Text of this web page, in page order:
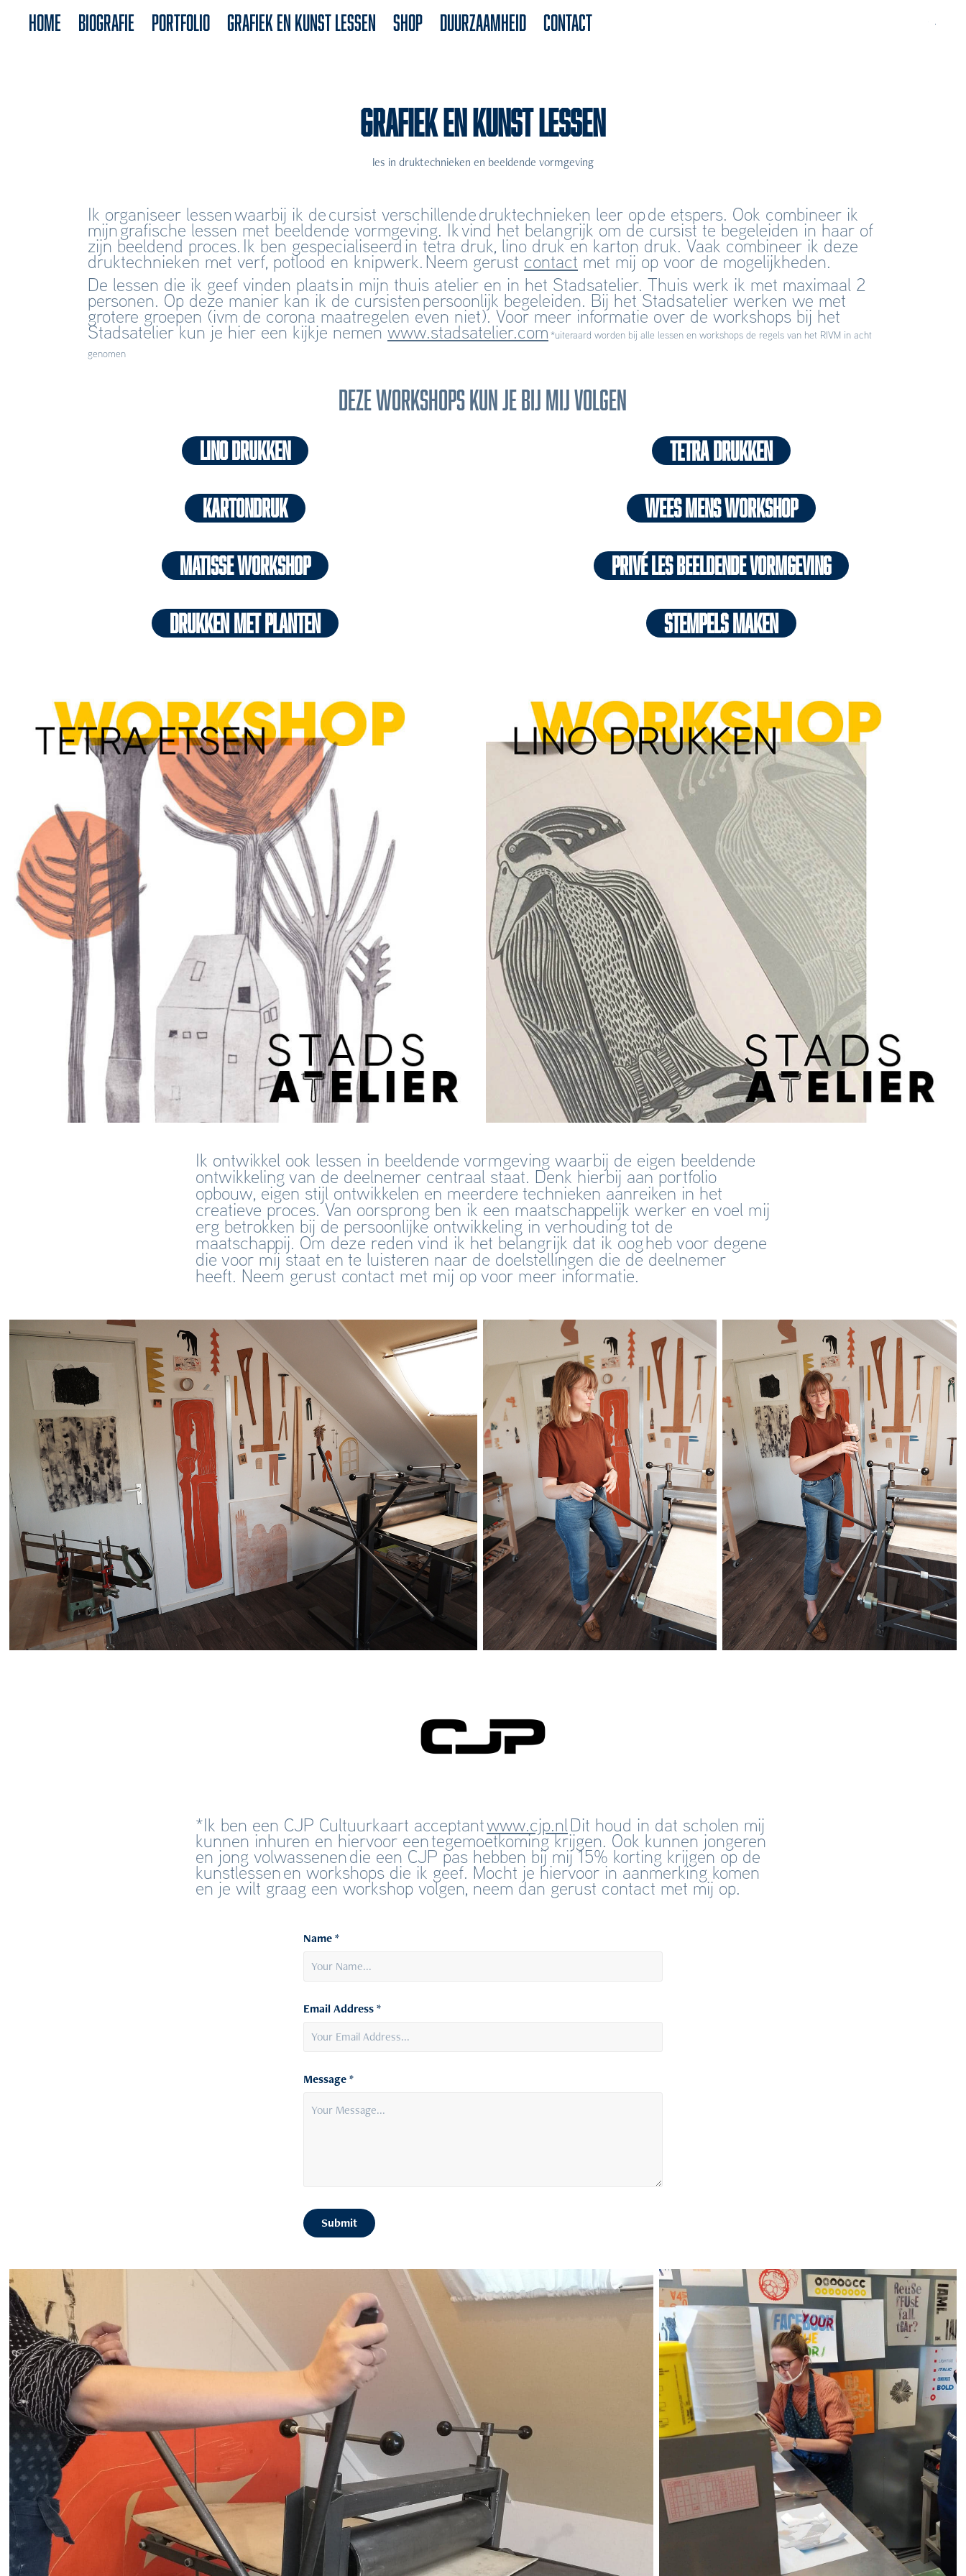
HOME BIOGRAFIE portfolio grafiek en kunst lessen SHOP Duurzaamheid CONTACT
grafiek en kunst lessen
les in druktechnieken en beeldende vormgeving
Ik organiseer lessen waarbij ik de cursist verschillende druktechnieken leer op de etspers. Ook combineer ik
mijn grafische lessen met beeldende vormgeving. Ik vind het belangrijk om de cursist te begeleiden in haar of
zijn beeldend proces. Ik ben gespecialiseerd in tetra druk, lino druk en karton druk. Vaak combineer ik deze
druktechnieken met verf, potlood en knipwerk. Neem gerust contact met mij op voor de mogelijkheden.
De lessen die ik geef vinden plaats in mijn thuis atelier en in het Stadsatelier. Thuis werk ik met maximaal 2
personen. Op deze manier kan ik de cursisten persoonlijk begeleiden. Bij het Stadsatelier werken we met
grotere groepen (ivm de corona maatregelen even niet). Voor meer informatie over de workshops bij het
Stadsatelier kun je hier een kijkje nemen www.stadsatelier.com *uiteraard worden bij alle lessen en workshops de regels van het RIVM in acht
genomen
DEZE WORKSHOPS KUN JE BIJ MIJ VOLGEN
LINO DRUKKEN TETRA DRUKKEN
KARTONDRUK WEES MENS WORKSHOP
Matisse workshop privé les beeldende vormgeving
Drukken met planten stempels maken
Ik ontwikkel ook lessen in beeldende vormgeving waarbij de eigen beeldende
ontwikkeling van de deelnemer centraal staat. Denk hierbij aan portfolio
opbouw, eigen stijl ontwikkelen en meerdere technieken aanreiken in het
creatieve proces. Van oorsprong ben ik een maatschappelijk werker en voel mij
erg betrokken bij de persoonlijke ontwikkeling in verhouding tot de
maatschappij. Om deze reden vind ik het belangrijk dat ik oog heb voor degene
die voor mij staat en te luisteren naar de doelstellingen die de deelnemer
heeft. Neem gerust contact met mij op voor meer informatie.
*Ik ben een CJP Cultuurkaart acceptantwww.cjp.nlDit houd in dat scholen mij
kunnen inhuren en hiervoor een tegemoetkoming krijgen. Ook kunnen jongeren
en jong volwassenen die een CJP pas hebben bij mij 15% korting krijgen op de
kunstlessen en workshops die ik geef. Mocht je hiervoor in aanmerking komen
en je wilt graag een workshop volgen, neem dan gerust contact met mij op.
Name *
Email Address *
Message *
Submit